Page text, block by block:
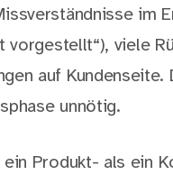
im
vorgestellt“), viele
auf
unnötig.
Produkt- als ein